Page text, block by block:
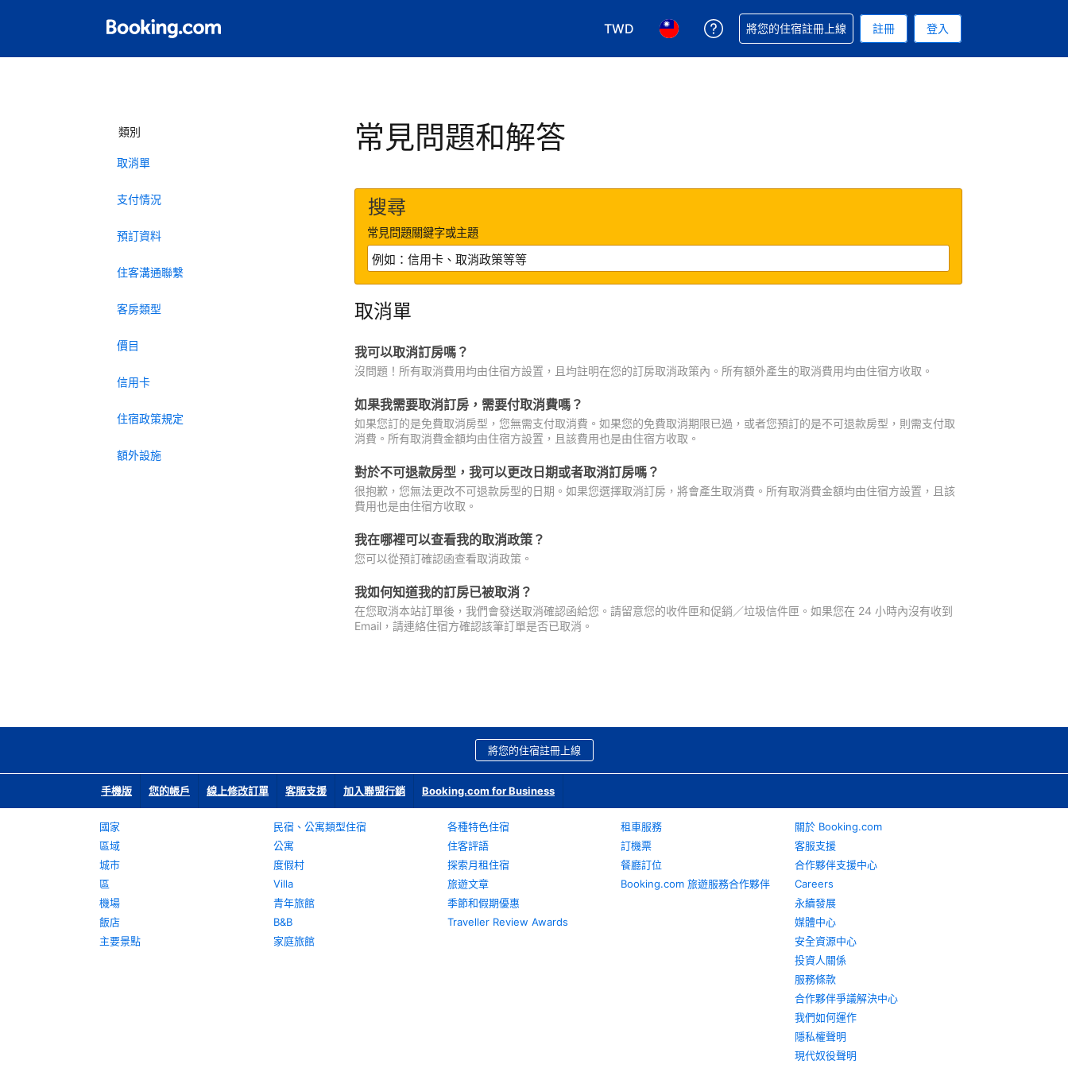
TWD
選擇您使用的幣別. 您現在所使用的幣別為新台幣
選擇您使用的語言. 您目前所選的語言是繁體中文
取得訂單相關協助
將您的住宿註冊上線 註冊 登入
類別
取消單
支付情況
預訂資料
住客溝通聯繫
客房類型
價目
信用卡
住宿政策規定
額外設施
常見問題和解答
搜尋
常見問題關鍵字或主題
取消單
我可以取消訂房嗎？
沒問題！所有取消費用均由住宿方設置，且均註明在您的訂房取消政策內。所有額外產生的取消費用均由住宿方收取。
如果我需要取消訂房，需要付取消費嗎？
如果您訂的是免費取消房型，您無需支付取消費。如果您的免費取消期限已過，或者您預訂的是不可退款房型，則需支付取
消費。所有取消費金額均由住宿方設置，且該費用也是由住宿方收取。
對於不可退款房型，我可以更改日期或者取消訂房嗎？
很抱歉，您無法更改不可退款房型的日期。如果您選擇取消訂房，將會產生取消費。所有取消費金額均由住宿方設置，且該
費用也是由住宿方收取。
我在哪裡可以查看我的取消政策？
您可以從預訂確認函查看取消政策。
我如何知道我的訂房已被取消？
在您取消本站訂單後，我們會發送取消確認函給您。請留意您的收件匣和促銷／垃圾信件匣。如果您在 24 小時內沒有收到
Email，請連絡住宿方確認該筆訂單是否已取消。
將您的住宿註冊上線
手機版 您的帳戶 線上修改訂單 客服支援 加入聯盟行銷 Booking.com for Business
國家
區域
城市
區
機場
飯店
主要景點
民宿、公寓類型住宿
公寓
度假村
Villa
青年旅館
B&B
家庭旅館
各種特色住宿
住客評語
探索月租住宿
旅遊文章
季節和假期優惠
Traveller Review Awards
租車服務
訂機票
餐廳訂位
Booking.com 旅遊服務合作夥伴
關於 Booking.com
客服支援
合作夥伴支援中心
Careers
永續發展
媒體中心
安全資源中心
投資人關係
服務條款
合作夥伴爭議解決中心
我們如何運作
隱私權聲明
現代奴役聲明